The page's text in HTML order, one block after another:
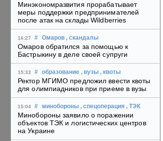
Минэкономразвития прорабатывает
меры поддержки предпринимателей
после атак на склады Wildberries
16:27 # Омаров , скандалы
Омаров обратился за помощью к
Бастрыкину в деле своей супруги
15:33 # образование , вузы , квоты
Ректор МГИМО предложил ввести квоты
для олимпиадников при приеме в вузы
15:04 # минобороны , спецоперация , ТЭК
Минобороны заявило о поражении
объектов ТЭК и логистических центров
на Украине